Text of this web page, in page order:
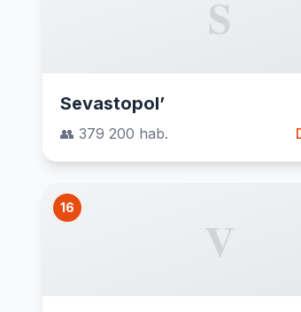
S
Sevastopol’
👥 379 200 hab.
16
V